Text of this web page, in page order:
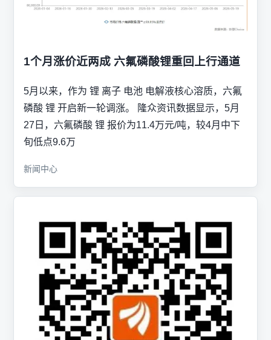
1个月涨价近两成 六氟磷酸锂重回上行通道
5月以来，作为 锂 离子 电池 电解液核心溶质，六氟
磷酸 锂 开启新一轮调涨。 隆众资讯数据显示，5月
27日，六氟磷酸 锂 报价为11.4万元/吨，较4月中下
旬低点9.6万
新闻中心